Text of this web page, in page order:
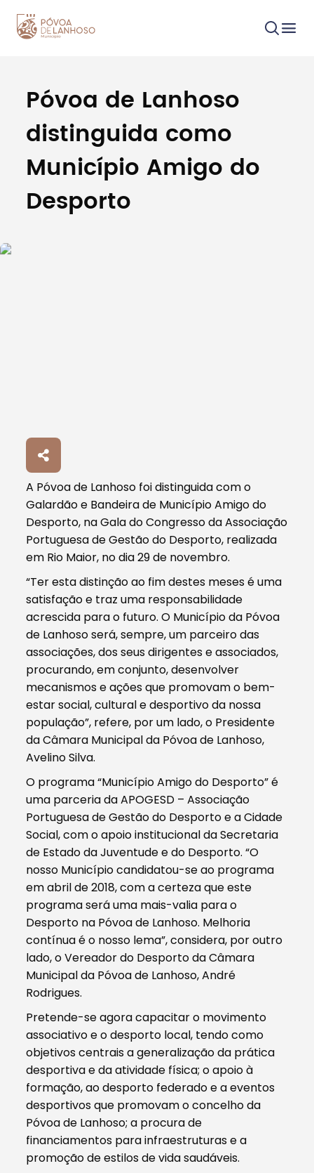
Procurar
Tipo de conteúdo
Póvoa de Lanhoso
distinguida como
Município Amigo do
Desporto
A Póvoa de Lanhoso foi distinguida com o
Galardão e Bandeira de Município Amigo do
Desporto, na Gala do Congresso da Associação
Portuguesa de Gestão do Desporto, realizada
em Rio Maior, no dia 29 de novembro.
“Ter esta distinção ao fim destes meses é uma
satisfação e traz uma responsabilidade
acrescida para o futuro. O Município da Póvoa
de Lanhoso será, sempre, um parceiro das
associações, dos seus dirigentes e associados,
procurando, em conjunto, desenvolver
mecanismos e ações que promovam o bem-
estar social, cultural e desportivo da nossa
população”, refere, por um lado, o Presidente
da Câmara Municipal da Póvoa de Lanhoso,
Avelino Silva.
O programa “Município Amigo do Desporto” é
uma parceria da APOGESD – Associação
Portuguesa de Gestão do Desporto e a Cidade
Social, com o apoio institucional da Secretaria
de Estado da Juventude e do Desporto. “O
nosso Município candidatou-se ao programa
em abril de 2018, com a certeza que este
programa será uma mais-valia para o
Desporto na Póvoa de Lanhoso. Melhoria
contínua é o nosso lema”, considera, por outro
lado, o Vereador do Desporto da Câmara
Municipal da Póvoa de Lanhoso, André
Rodrigues.
Pretende-se agora capacitar o movimento
associativo e o desporto local, tendo como
objetivos centrais a generalização da prática
desportiva e da atividade física; o apoio à
formação, ao desporto federado e a eventos
desportivos que promovam o concelho da
Póvoa de Lanhoso; a procura de
financiamentos para infraestruturas e a
promoção de estilos de vida saudáveis.